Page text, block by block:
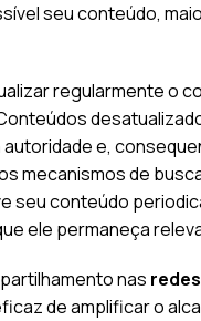
seu conteúdo,
regularmente o
e,
mecanismos de
seu conteúdo
ele permaneça
nas
de amplificar o